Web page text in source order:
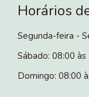
Horários
Segunda-feira -
Sábado: 08:00 às
Domingo: 08:00